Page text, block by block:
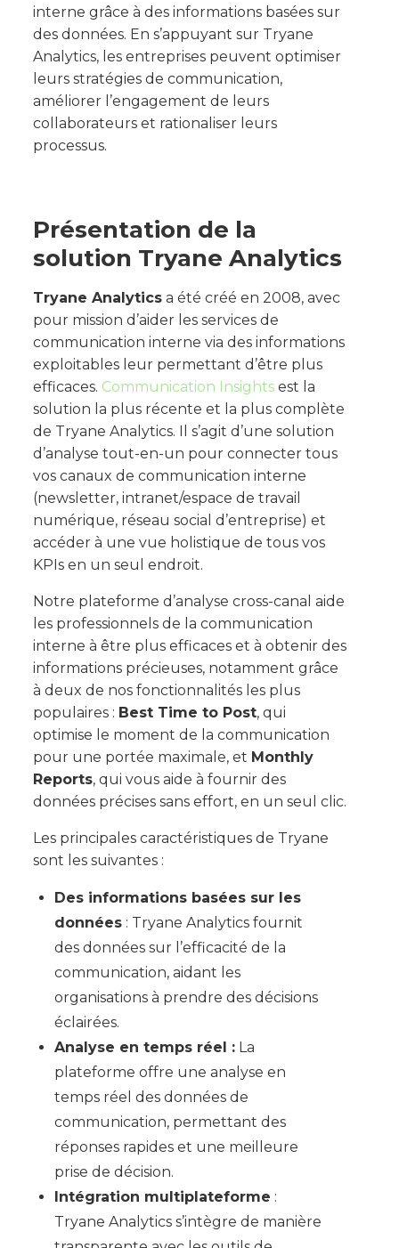
interne grâce à des informations basées sur
des données. En s’appuyant sur Tryane
Analytics, les entreprises peuvent optimiser
leurs stratégies de communication,
améliorer l’engagement de leurs
collaborateurs et rationaliser leurs
processus.
Présentation de la
solution Tryane Analytics
Tryane Analytics a été créé en 2008, avec
pour mission d’aider les services de
communication interne via des informations
exploitables leur permettant d’être plus
efficaces. Communication Insights est la
solution la plus récente et la plus complète
de Tryane Analytics. Il s’agit d’une solution
d’analyse tout-en-un pour connecter tous
vos canaux de communication interne
(newsletter, intranet/espace de travail
numérique, réseau social d’entreprise) et
accéder à une vue holistique de tous vos
KPIs en un seul endroit.
Notre plateforme d’analyse cross-canal aide
les professionnels de la communication
interne à être plus efficaces et à obtenir des
informations précieuses, notamment grâce
à deux de nos fonctionnalités les plus
populaires : Best Time to Post, qui
optimise le moment de la communication
pour une portée maximale, et Monthly
Reports, qui vous aide à fournir des
données précises sans effort, en un seul clic.
Les principales caractéristiques de Tryane
sont les suivantes :
Des informations basées sur les
données : Tryane Analytics fournit
des données sur l’efficacité de la
communication, aidant les
organisations à prendre des décisions
éclairées.
Analyse en temps réel : La
plateforme offre une analyse en
temps réel des données de
communication, permettant des
réponses rapides et une meilleure
prise de décision.
Intégration multiplateforme :
Tryane Analytics s’intègre de manière